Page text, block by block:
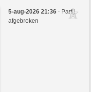
5-aug-2026 21:36- Partij
afgebroken